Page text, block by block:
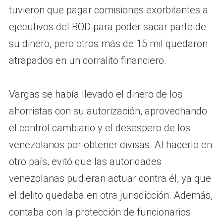
tuvieron que pagar comisiones exorbitantes a
ejecutivos del BOD para poder sacar parte de
su dinero, pero otros más de 15 mil quedaron
atrapados en un corralito financiero.
Vargas se había llevado el dinero de los
ahorristas con su autorización, aprovechando
el control cambiario y el desespero de los
venezolanos por obtener divisas. Al hacerlo en
otro país, evitó que las autoridades
venezolanas pudieran actuar contra él, ya que
el delito quedaba en otra jurisdicción. Además,
contaba con la protección de funcionarios